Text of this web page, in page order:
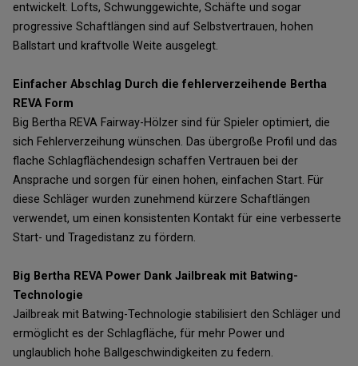
entwickelt. Lofts, Schwunggewichte, Schäfte und sogar
progressive Schaftlängen sind auf Selbstvertrauen, hohen
Ballstart und kraftvolle Weite ausgelegt.
Einfacher Abschlag Durch die fehlerverzeihende Bertha
REVA Form
Big Bertha REVA Fairway-Hölzer sind für Spieler optimiert, die
sich Fehlerverzeihung wünschen. Das übergroße Profil und das
flache Schlagflächendesign schaffen Vertrauen bei der
Ansprache und sorgen für einen hohen, einfachen Start. Für
diese Schläger wurden zunehmend kürzere Schaftlängen
verwendet, um einen konsistenten Kontakt für eine verbesserte
Start- und Tragedistanz zu fördern.
Big Bertha REVA Power Dank Jailbreak mit Batwing-
Technologie
Jailbreak mit Batwing-Technologie stabilisiert den Schläger und
ermöglicht es der Schlagfläche, für mehr Power und
unglaublich hohe Ballgeschwindigkeiten zu federn.